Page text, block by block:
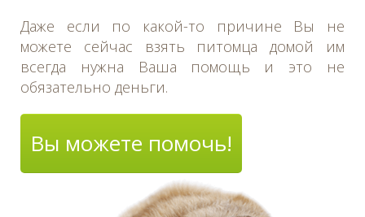
Даже если по какой-то причине Вы не
можете сейчас взять питомца домой им
всегда нужна Ваша помощь и это не
обязательно деньги.
Вы можете помочь!